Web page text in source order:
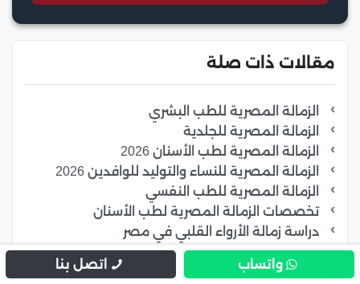
مقالات ذات صلة
الزمالة المصرية للطب البشري
الزمالة المصرية للجلدية
الزمالة المصرية لطب الأسنان 2026
الزمالة المصرية للنساء والتوليد للوافدين 2026
الزمالة المصرية للطب النفسي
تخصصات الزمالة المصرية لطب الأسنان
دراسة زمالة الأرواء القلبي في مصر
شروط الزمالة المصرية للوافدين 2026
تخصصات الزمالة المصرية
واتساب اتصل بنا